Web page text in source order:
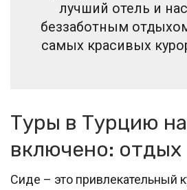
лучший отель и
беззаботным
самых красивых
Туры в Турцию
включено: отдых
Сиде – это привлекательный